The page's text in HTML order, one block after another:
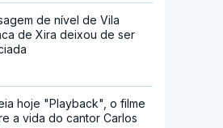
de nível de Vila
de Xira deixou de ser
hoje "Playback", o filme
a vida do cantor Carlos